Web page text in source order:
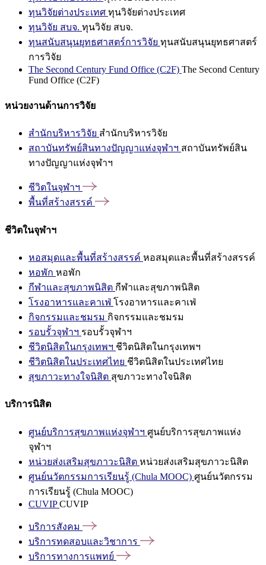
ทุนวิจัยต่างประเทศ ทุนวิจัยต่างประเทศ
ทุนวิจัย สบจ. ทุนวิจัย สบจ.
ทุนสนับสนุนยุทธศาสตร์การวิจัย ทุนสนับสนุนยุทธศาสตร์
การวิจัย
The Second Century Fund Office (C2F) The Second Century
Fund Office (C2F)
หน่วยงานด้านการวิจัย
สำนักบริหารวิจัย สำนักบริหารวิจัย
สถาบันทรัพย์สินทางปัญญาแห่งจุฬาฯ สถาบันทรัพย์สิน
ทางปัญญาแห่งจุฬาฯ
ชีวิตในจุฬาฯ
พื้นที่สร้างสรรค์
ชีวิตในจุฬาฯ
หอสมุดและพื้นที่สร้างสรรค์ หอสมุดและพื้นที่สร้างสรรค์
หอพัก หอพัก
กีฬาและสุขภาพนิสิต กีฬาและสุขภาพนิสิต
โรงอาหารและคาเฟ่ โรงอาหารและคาเฟ่
กิจกรรมและชมรม กิจกรรมและชมรม
รอบรั้วจุฬาฯ รอบรั้วจุฬาฯ
ชีวิตนิสิตในกรุงเทพฯ ชีวิตนิสิตในกรุงเทพฯ
ชีวิตนิสิตในประเทศไทย ชีวิตนิสิตในประเทศไทย
สุขภาวะทางใจนิสิต สุขภาวะทางใจนิสิต
บริการนิสิต
ศูนย์บริการสุขภาพแห่งจุฬาฯ ศูนย์บริการสุขภาพแห่ง
จุฬาฯ
หน่วยส่งเสริมสุขภาวะนิสิต หน่วยส่งเสริมสุขภาวะนิสิต
ศูนย์นวัตกรรมการเรียนรู้ (Chula MOOC) ศูนย์นวัตกรรม
การเรียนรู้ (Chula MOOC)
CUVIPCUVIP
บริการสังคม
บริการทดสอบและวิชาการ
บริการทางการแพทย์